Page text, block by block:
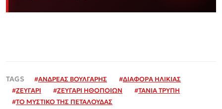
#ΑΝΔΡΕΑΣ ΒΟΥΛΓΑΡΗΣ #ΔΙΑΦΟΡΑ ΗΛΙΚΙΑΣ
#ΖΕΥΓΑΡΙ #ΖΕΥΓΑΡΙ ΗΘΟΠΟΙΩΝ #ΤΑΝΙΑ ΤΡΥΠΗ
#ΤΟ ΜΥΣΤΙΚΟ ΤΗΣ ΠΕΤΑΛΟΥΔΑΣ